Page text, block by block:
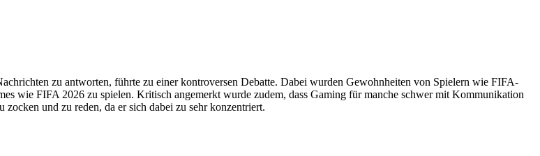
zu antworten, führte zu einer kontroversen Debatte. Dabei wurden Gewohnheiten von Spielern wie FIFA-
wie FIFA 2026 zu spielen. Kritisch angemerkt wurde zudem, dass Gaming für manche schwer mit Kommunikation
und zu reden, da er sich dabei zu sehr konzentriert.